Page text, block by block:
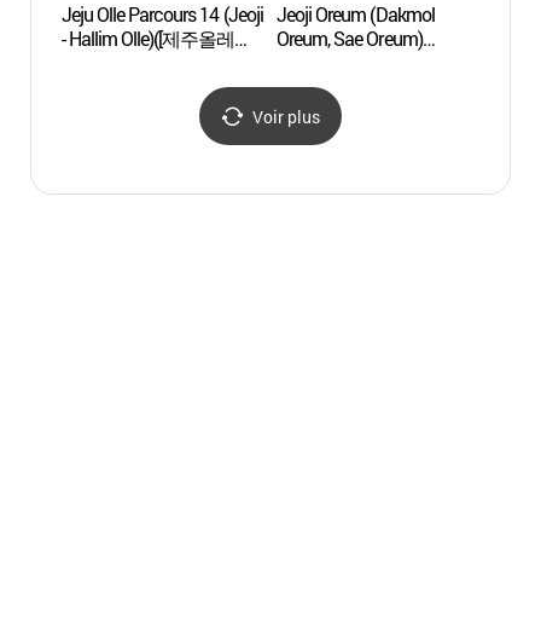
Jeju Olle Parcours 14 (Jeoji
- Hallim Olle)([제주올레
Jeoji Oreum (Dakmol
Oreum, Sae Oreum)
새오름))
Voir plus